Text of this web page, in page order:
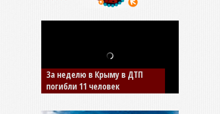
За неделю в Крыму в ДТП
погибли 11 человек
В Джанкое водитель ВАЗа
сбил двух детей на «зебре»